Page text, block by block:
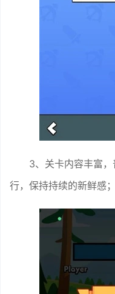
3、关卡内容丰富
行，保持持续的新鲜感；